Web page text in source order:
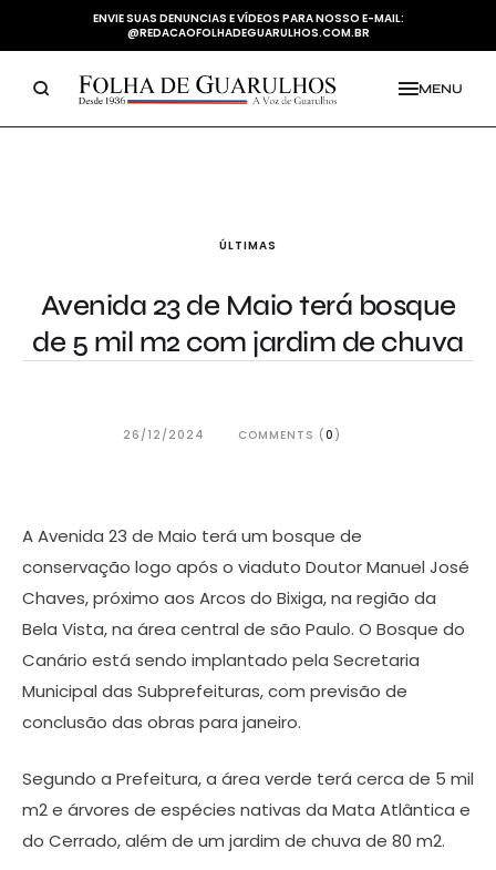
ENVIE SUAS DENUNCIAS E VÍDEOS PARA NOSSO E-MAIL:
@REDACAOFOLHADEGUARULHOS.COM.BR
MENU
ÚLTIMAS
Avenida 23 de Maio terá bosque
de 5 mil m2 com jardim de chuva
26/12/2024 COMMENTS (0 )
A Avenida 23 de Maio terá um bosque de
conservação logo após o viaduto Doutor Manuel José
Chaves, próximo aos Arcos do Bixiga, na região da
Bela Vista, na área central de são Paulo. O Bosque do
Canário está sendo implantado pela Secretaria
Municipal das Subprefeituras, com previsão de
conclusão das obras para janeiro.
Segundo a Prefeitura, a área verde terá cerca de 5 mil
m2 e árvores de espécies nativas da Mata Atlântica e
do Cerrado, além de um jardim de chuva de 80 m2.